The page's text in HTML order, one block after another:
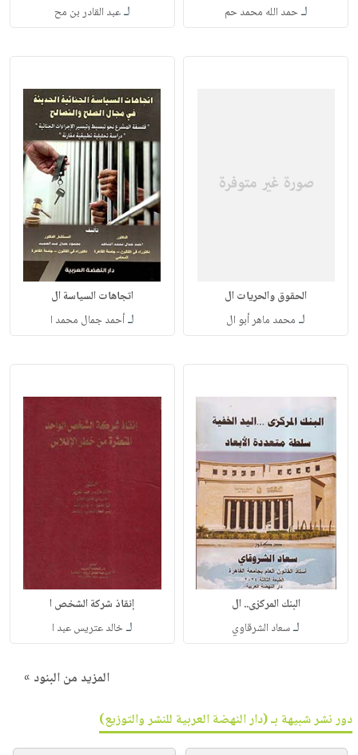
لـحمد الله محمد حم لـعبد القادر بن مح
الحقوق والحريات ال
لـ محمد ماهر أبو ال
اتجاهات السياسة ال
لـأحمد جمال محمد ا
البنك المركزى.. ال
لـسعاد الشرقاوي
إنقاذ شركة الشخص ا
لـخالد عتريس عبد ا
المزيد من البنود »
دور نشر شبيهة بـ (دار النهضة العربية للنشر والتوزيع)